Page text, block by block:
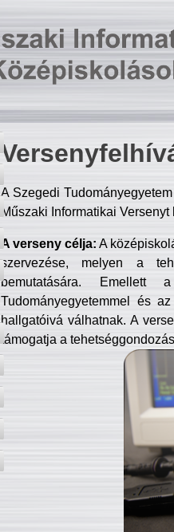
A Szegedi
Műszaki Informatikai
A verseny célja: A
szervezése, melyen a
bemutatására. Emellett
Tudományegyetemmel és
hallgatóivá válhatnak. A
támogatja a